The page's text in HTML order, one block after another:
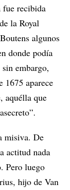
fue recibida
la Royal
algunos
donde podía
embargo,
1675 aparece
aquélla que
misiva. De
actitud nada
Pero luego
hijo de Van